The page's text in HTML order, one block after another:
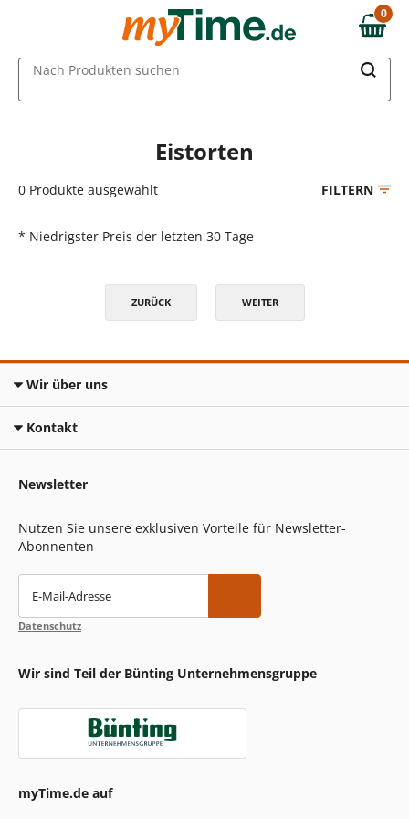
Zum Hauptinhalt springen
Zur Navigation springen
Zur Suche springen
0,00 €
0
Nach Produkten suchen
Eistorten
0 Produkte ausgewählt FILTERN
* Niedrigster Preis der letzten 30 Tage
ZURÜCK WEITER
Wir über uns
Kontakt
Newsletter
Nutzen Sie unsere exklusiven Vorteile für Newsletter-
Abonnenten
E-Mail-Adresse
Datenschutz
Wir sind Teil der Bünting Unternehmensgruppe
myTime.de auf